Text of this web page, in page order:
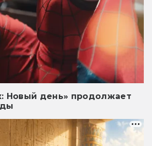
Новый день» продолжает